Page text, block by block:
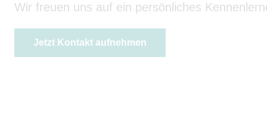
Wir freuen uns auf ein persönliches
Jetzt Kontakt aufnehmen